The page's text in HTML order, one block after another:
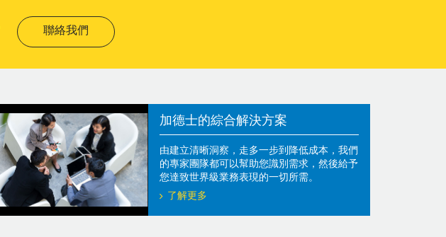
聯絡我們
加德士的綜合解決方案
由建立清晰洞察，走多一步到降低成本，我們
的專家團隊都可以幫助您識別需求，然後給予
您達致世界級業務表現的一切所需。
了解更多